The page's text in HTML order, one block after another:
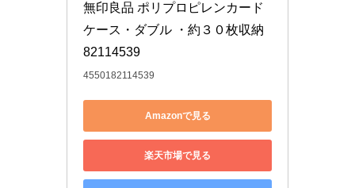
無印良品 ポリプロピレンカード
ケース・ダブル ・約３０枚収納
82114539
4550182114539
Amazonで見る
楽天市場で見る